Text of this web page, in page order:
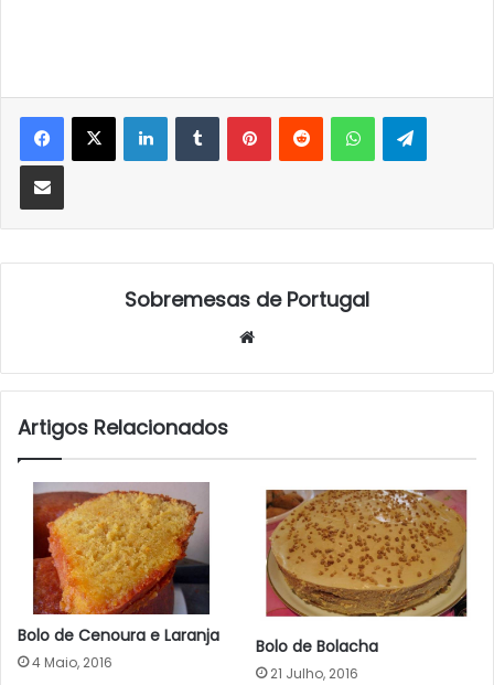
LinkedInTumblrPinterestReddit WhatsApp
Partilhar Via Email
Sobremesas de Portugal
Artigos Relacionados
Bolo de Cenoura e Laranja
4 Maio, 2016
Bolo de Bolacha
21 Julho, 2016